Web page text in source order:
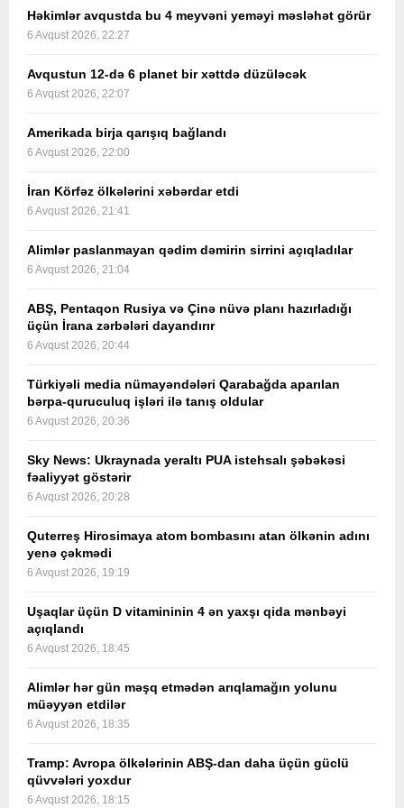
Həkimlər avqustda bu 4 meyvəni yeməyi məsləhət görür
6 Avqust 2026, 22:27
Avqustun 12-də 6 planet bir xəttdə düzüləcək
6 Avqust 2026, 22:07
Amerikada birja qarışıq bağlandı
6 Avqust 2026, 22:00
İran Körfəz ölkələrini xəbərdar etdi
6 Avqust 2026, 21:41
Alimlər paslanmayan qədim dəmirin sirrini açıqladılar
6 Avqust 2026, 21:04
ABŞ, Pentaqon Rusiya və Çinə nüvə planı hazırladığı
üçün İrana zərbələri dayandırır
6 Avqust 2026, 20:44
Türkiyəli media nümayəndələri Qarabağda aparılan
bərpa-quruculuq işləri ilə tanış oldular
6 Avqust 2026, 20:36
Sky News: Ukraynada yeraltı PUA istehsalı şəbəkəsi
fəaliyyət göstərir
6 Avqust 2026, 20:28
Quterreş Hirosimaya atom bombasını atan ölkənin adını
yenə çəkmədi
6 Avqust 2026, 19:19
Uşaqlar üçün D vitamininin 4 ən yaxşı qida mənbəyi
açıqlandı
6 Avqust 2026, 18:45
Alimlər hər gün məşq etmədən arıqlamağın yolunu
müəyyən etdilər
6 Avqust 2026, 18:35
Tramp: Avropa ölkələrinin ABŞ-dan daha üçün güclü
qüvvələri yoxdur
6 Avqust 2026, 18:15